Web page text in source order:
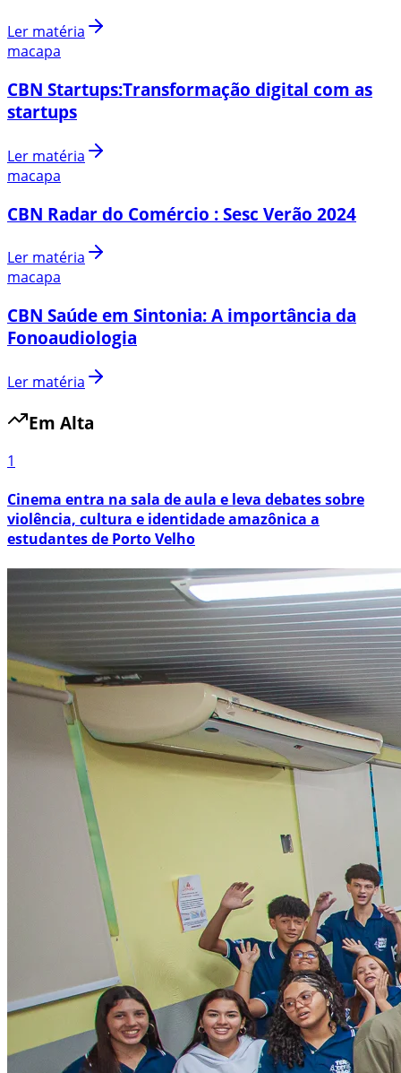
Ler matéria
macapa
CBN Startups:Transformação digital com as
startups
Ler matéria
macapa
CBN Radar do Comércio : Sesc Verão 2024
Ler matéria
macapa
CBN Saúde em Sintonia: A importância da
Fonoaudiologia
Ler matéria
Em Alta
1
Cinema entra na sala de aula e leva debates sobre
violência, cultura e identidade amazônica a
estudantes de Porto Velho